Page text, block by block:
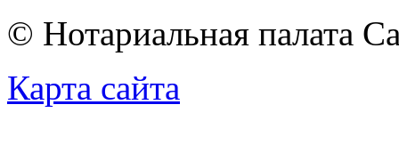
© Нотариальная палата
Карта сайта